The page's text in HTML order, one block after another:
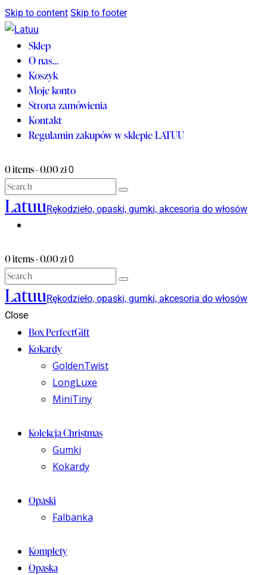
Skip to content Skip to footer
Sklep
O nas…
Koszyk
Moje konto
Strona zamówienia
Kontakt
Regulamin zakupów w sklepie LATUU
0 items-0.00 zł0
LatuuRękodzieło, opaski, gumki, akcesoria do włosów
0 items-0.00 zł0
LatuuRękodzieło, opaski, gumki, akcesoria do włosów
Close
Box PerfectGift
Kokardy
GoldenTwist
LongLuxe
MiniTiny
Kolekcja Christmas
Gumki
Kokardy
Opaski
Falbanka
Komplety
Opaska